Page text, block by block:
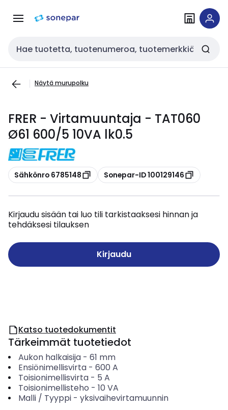
navigointiinsisältöön
Haku
Näytä murupolku
FRER - Virtamuuntaja - TAT060
Ø61 600/5 10VA lk0.5
Kopioi
Sähkönro 6785148 Kopioi
Sonepar-ID 100129146
Kirjaudu sisään tai luo tili tarkistaaksesi hinnan ja
tehdäksesi tilauksen
Kirjaudu
Katso tuotedokumentit
Tärkeimmät tuotetiedot
Aukon halkaisija- 61 mm
Ensiönimellisvirta- 600 A
Toisionimellisvirta- 5 A
Toisionimellisteho - 10 VA
Malli / Tyyppi- yksivaihevirtamuunnin